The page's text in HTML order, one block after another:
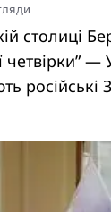
столиці
—
російські